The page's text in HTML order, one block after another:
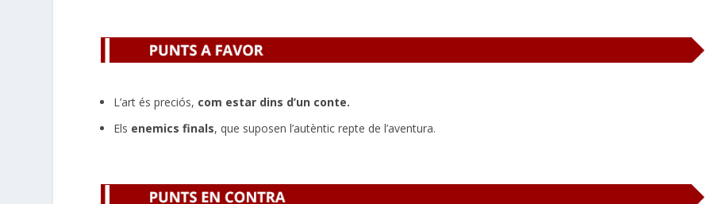
L’art és preciós, com estar dins d’un conte.
Els enemics finals, que suposen l’autèntic repte de l’aventura.